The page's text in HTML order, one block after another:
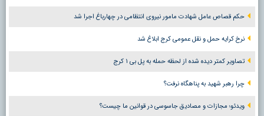
حکم قصاص عامل شهادت مامور نیروی انتظامی در چهارباغ اجرا شد
نرخ کرایه حمل و نقل عمومی کرج ابلاغ شد
تصاویر کمتر دیده شده از لحظه حمله به پل بی ۱ کرج
چرا رهبر شهید به پناهگاه نرفت؟
ویدئو؛ مجازات و مصادیق جاسوسی در قوانین ما چیست؟